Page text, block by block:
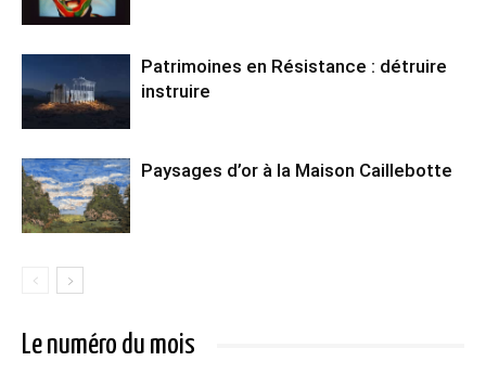
Patrimoines en Résistance : détruire
instruire
Paysages d’or à la Maison Caillebotte
Le numéro du mois